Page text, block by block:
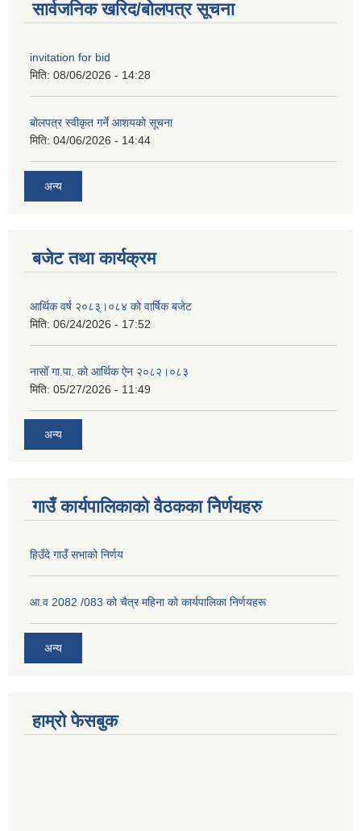
सार्वजनिक खरिद/बोलपत्र सूचना
invitation for bid
मिति: 08/06/2026 - 14:28
बोलपत्र स्वीकृत गर्ने आशयको सूचना
मिति: 04/06/2026 - 14:44
अन्य
बजेट तथा कार्यक्रम
आर्थिक वर्ष २०८३्।०८४ को वार्षिक बजेट
मिति: 06/24/2026 - 17:52
नासोँ गा.पा. को आर्थिक ऐन २०८२।०८३
मिति: 05/27/2026 - 11:49
अन्य
गाउँ कार्यपालिकाको वैठकका निेर्णयहरु
हिउँदे गाउँ सभाको निर्णय
आ.व 2082 /083 को चैत्र महिना को कार्यपालिका निर्णयहरू
अन्य
हाम्रो फेसबुक